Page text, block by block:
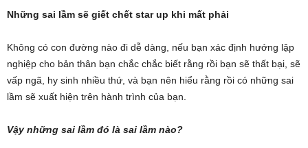
Những sai lầm sẽ giết chết star up khi mất phải
Không có con đường nào đi dễ dàng, nếu bạn xác định hướng lập
nghiệp cho bản thân bạn chắc chắc biết rằng rồi bạn sẽ thất bại, sẽ
vấp ngã, hy sinh nhiều thứ, và bạn nên hiểu rằng rồi có những sai
lầm sẽ xuất hiện trên hành trình của bạn.
Vậy những sai lầm đó là sai lầm nào?